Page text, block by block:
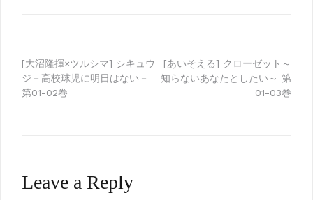
Post
navigation
[大沼隆揮×ツルシマ] シキュウ
ジ－高校球児に明日はない－
第01-02巻
[あいそえる] クローゼット～
知らないあなたとしたい～ 第
01-03巻
Leave a Reply